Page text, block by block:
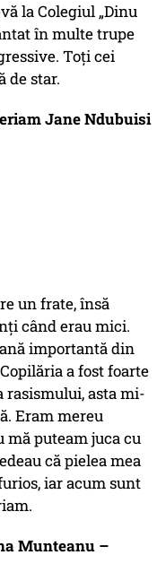
la Colegiul „Dinu
în multe trupe
Toţi cei
de star.
Jane Ndubuisi
un frate, însă
când erau mici.
importantă din
a fost foarte
rasismului, asta mi-
Eram mereu
mă puteam juca cu
că pielea mea
iar acum sunt
Munteanu –